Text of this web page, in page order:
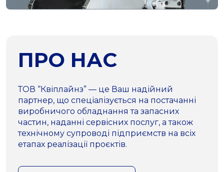
ПРО НАС
ТОВ “Квіплайнз” — це Ваш надійний
партнер, що спеціалізується на постачанні
виробничого обладнання та запасних
частин, наданні сервісних послуг, а також
технічному супроводі підприємств на всіх
етапах реалізації проєктів.